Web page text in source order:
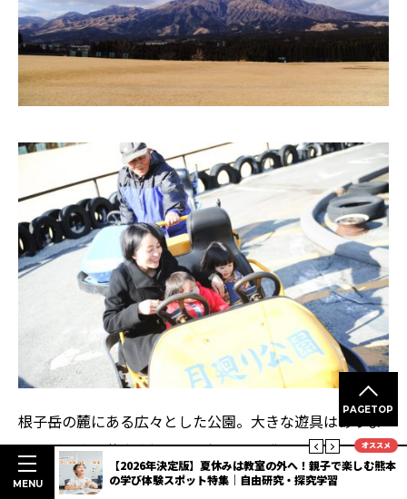
根子岳の麓にある広々とした公園。大きな遊具はありま
せんが、広い芝生広場からの根子岳の眺めは、抜群で
す！全長1200メートルのゴーカートは、大人も楽しい！
PAGETOP
オススメ
度抜群
【2026年決定版】夏休みは教室の外へ！親子で楽しむ熊本
の学び体験スポット特集｜自由研究・探究学習
MENU